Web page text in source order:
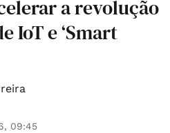
a revolução
IoT e ‘Smart
09:45